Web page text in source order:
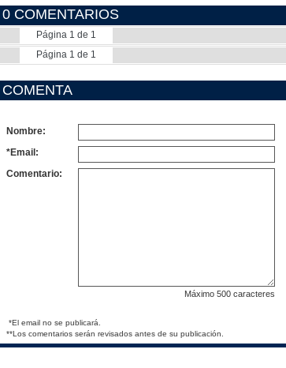
0 COMENTARIOS
Página 1 de 1
Página 1 de 1
COMENTA
Nombre:
*Email:
Comentario:
Máximo 500 caracteres
*El email no se publicará.
**Los comentarios serán revisados antes de su publicación.